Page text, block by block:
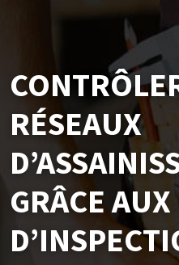
RÉSEAUX
GRÂCE